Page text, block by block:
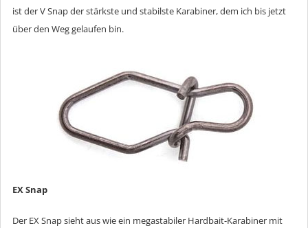
ist der V Snap der stärkste und stabilste Karabiner, dem ich bis jetzt
über den Weg gelaufen bin.
EX Snap
Der EX Snap sieht aus wie ein megastabiler Hardbait-Karabiner mit